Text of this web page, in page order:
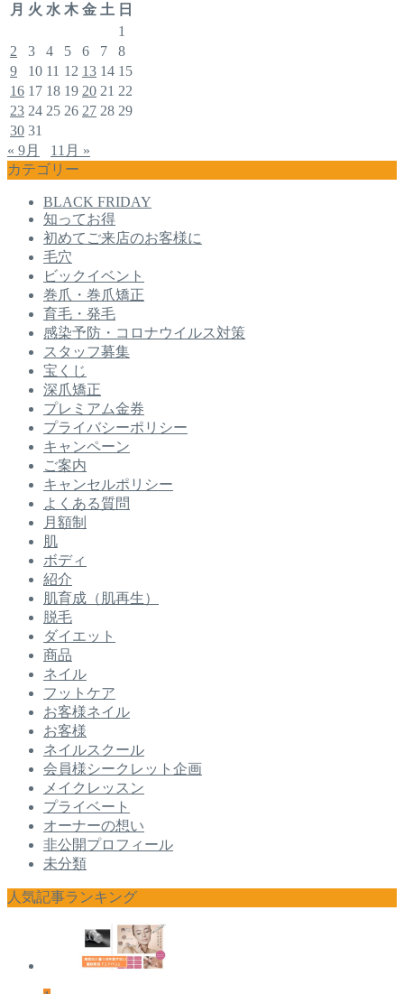
月 火 水 木 金 土 日
1
2
3 4 5 6 7
8
9
10 11 12 13 14 15
16 17 18 19 20 21 22
23 24 25 26 27 28 29
30 31
« 9月
11月 »
カテゴリー
BLACK FRIDAY
知ってお得
初めてご来店のお客様に
毛穴
ビックイベント
巻爪・巻爪矯正
育毛・発毛
感染予防・コロナウイルス対策
スタッフ募集
宝くじ
深爪矯正
プレミアム金券
プライバシーポリシー
キャンペーン
ご案内
キャンセルポリシー
よくある質問
月額制
肌
ボディ
紹介
肌育成（肌再生）
脱毛
ダイエット
商品
ネイル
フットケア
お客様ネイル
お客様
ネイルスクール
会員様シークレット企画
メイクレッスン
プライベート
オーナーの想い
非公開プロフィール
未分類
人気記事ランキング